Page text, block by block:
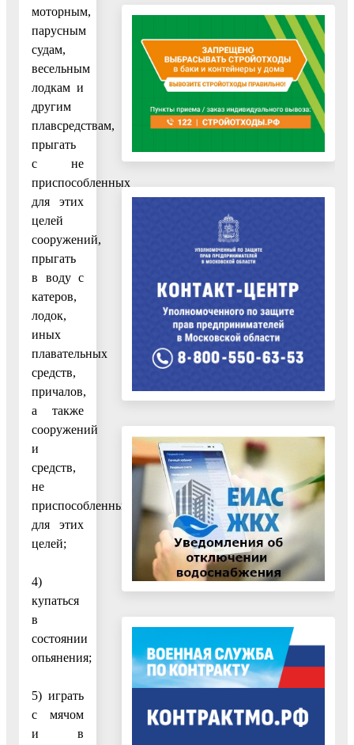
моторным,
парусным
судам,
весельным
лодкам и
другим
плавсредствам,
прыгать
с не
приспособленных
для этих
целей
сооружений,
прыгать
в воду с
катеров,
лодок,
иных
плавательных
средств,
причалов,
а также
сооружений
и
средств,
не
приспособленных
для этих
целей;
4)
купаться
в
состоянии
опьянения;
5) играть
с мячом
и в